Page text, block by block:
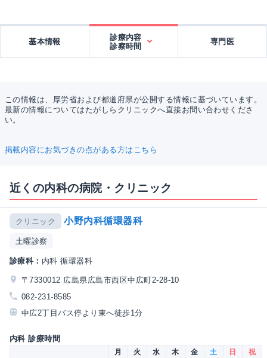
基本情報
診療内容
診察時間
専門医
この情報は、厚労省および都道府県が公開する情報に基づいています。
最新の情報についてはたがしらクリニックへ直接お問い合わせくださ
い。
掲載内容にお気づきの点がある方はこちら
近くの内科の病院・クリニック
クリニック 小野内科循環器科
土曜診察
診療科： 内科 循環器科
〒7330012 広島県広島市西区中広町2-28-10
082-231-8585
中広2丁目バス停より東へ徒歩1分
内科 診療時間
月 火 水 木 金 土 日
祝